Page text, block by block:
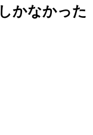
かなかっ